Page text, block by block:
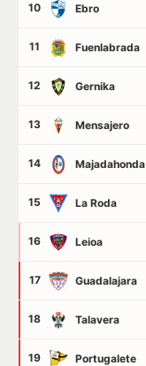
10 Ebro
11 Fuenlabrada
12 Gernika
13 Mensajero
14 Majadahonda
15 La Roda
16 Leioa
17 Guadalajara
18 Talavera
19 Portugalete